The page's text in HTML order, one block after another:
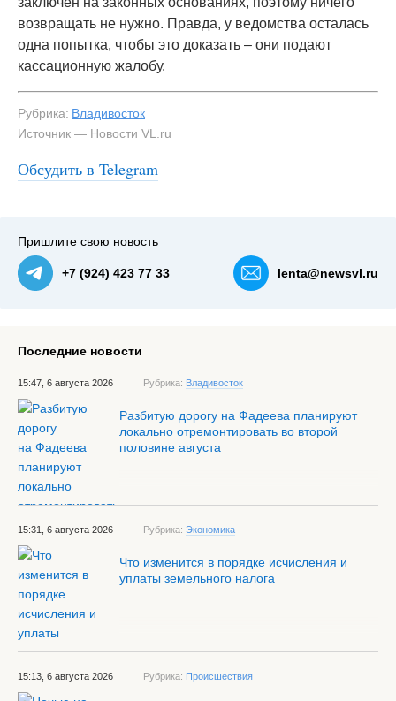
возвращать не нужно. Правда, у ведомства осталась
одна попытка, чтобы это доказать – они подают
кассационную жалобу.
Рубрика: Владивосток
Источник — Новости VL.ru
Обсудить в Telegram
Пришлите свою новость
+7 (924) 423 77 33 lenta@newsvl.ru
Последние новости
15:47, 6 августа 2026 Рубрика: Владивосток
Разбитую дорогу на Фадеева планируют
локально отремонтировать во второй
половине августа
15:31, 6 августа 2026 Рубрика: Экономика
Что изменится в порядке исчисления и
уплаты земельного налога
15:13, 6 августа 2026 Рубрика: Происшествия